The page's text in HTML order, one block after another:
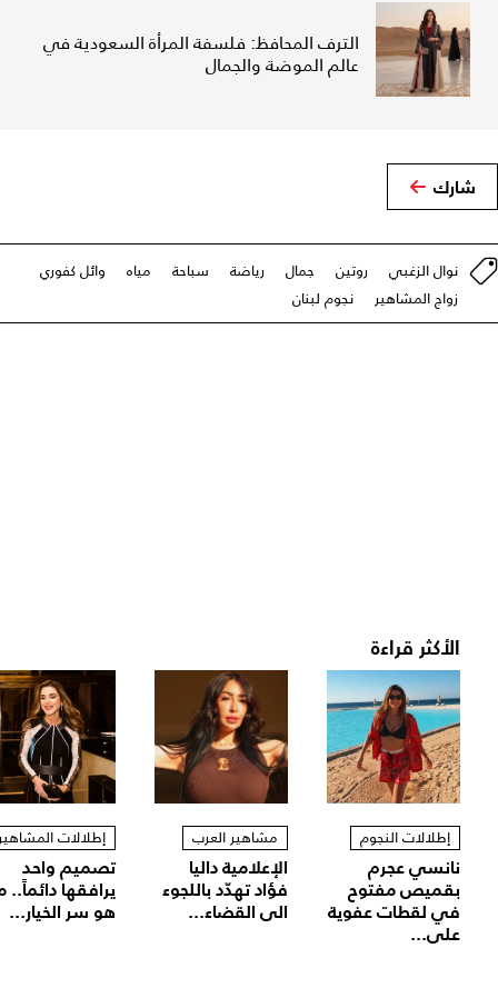
الترف المحافظ: فلسفة المرأة السعودية في
عالم الموضة والجمال
شارك
نوال الزغبي روتين جمال رياضة سباحة مياه
وائل كفوري
زواج المشاهير
نجوم لبنان
الأكثر قراءة
إطلالات النجوم
نانسي عجرم
بقميص مفتوح
في لقطات عفوية
على...
مشاهير العرب
الإعلامية داليا
فؤاد تهدّد باللجوء
الى القضاء...
إطلالات
تصميم واحد
يرافقها دائماً..
هو سر الخيار...